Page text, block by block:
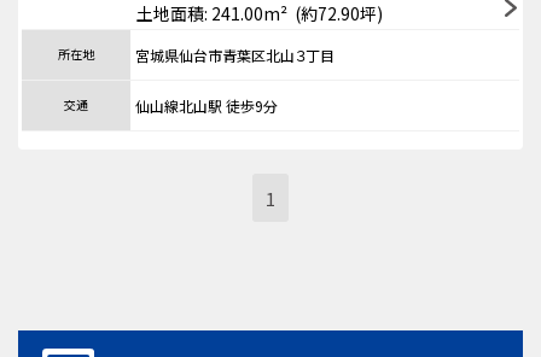
土地面積: 241.00m² (約72.90坪)
所在地 宮城県仙台市青葉区北山３丁目
交通 仙山線北山駅 徒歩9分
1